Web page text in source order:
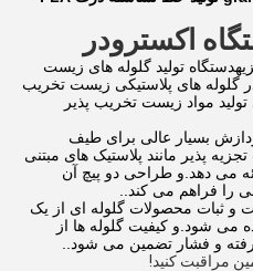
اکسترودر
تولید گلوله های زیست
گلوله های پلاستیکی زیست تخریب
مواد زیست تخریب پذیر
بسیار عالی برای طیف
پذیر مانند پلاستیک های مبتنی
می دهد.و طراحی دو پیچ آن
را فراهم می کند..
و ثبات محصولات گلوله ای از یک
می شود.و کیفیت گلوله ها از
و فشار تضمین می شود..
مراقبت کنید!